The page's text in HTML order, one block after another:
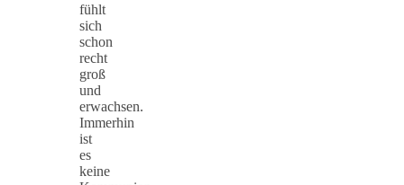
fühlt
sich
schon
recht
groß
und
erwachsen.
Immerhin
ist
es
keine